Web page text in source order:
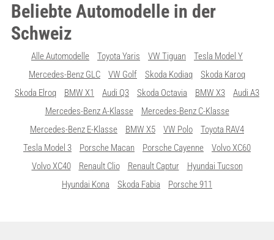
Beliebte Automodelle in der
Schweiz
Alle Automodelle Toyota Yaris VW Tiguan
Tesla Model Y
Mercedes-Benz GLC
VW Golf Skoda Kodiaq
Skoda Karoq
Skoda Elroq
BMW X1 Audi Q3 Skoda Octavia BMW X3
Audi A3
Mercedes-Benz A-Klasse
Mercedes-Benz C-Klasse
Mercedes-Benz E-Klasse
BMW X5 VW Polo
Toyota RAV4
Tesla Model 3
Porsche Macan Porsche Cayenne
Volvo XC60
Volvo XC40
Renault Clio Renault Captur
Hyundai Tucson
Hyundai Kona
Skoda Fabia Porsche 911